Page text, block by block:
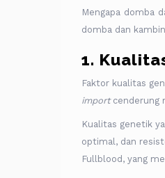
Mengapa domba
domba dan
1.
Faktor kualitas
import cenderung
Kualitas genetik
optimal, dan
Fullblood, yang